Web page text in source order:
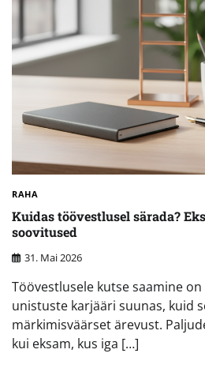
RAHA
Kuidas töövestlusel särada?
soovitused
31. Mai 2026
Töövestlusele kutse saamine
unistuste karjääri suunas, kuid
märkimisväärset ärevust.
kui eksam, kus iga […]